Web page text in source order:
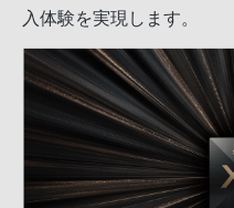
入体験を実現します。